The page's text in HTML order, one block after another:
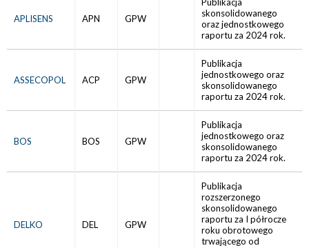
APLISENS APN GPW
skonsolidowanego
oraz jednostkowego
raportu za 2024 rok.
ASSECOPOL ACP GPW
Publikacja
jednostkowego oraz
skonsolidowanego
raportu za 2024 rok.
BOS BOS GPW
Publikacja
jednostkowego oraz
skonsolidowanego
raportu za 2024 rok.
DELKO DEL GPW
Publikacja
rozszerzonego
skonsolidowanego
raportu za I półrocze
roku obrotowego
trwającego od